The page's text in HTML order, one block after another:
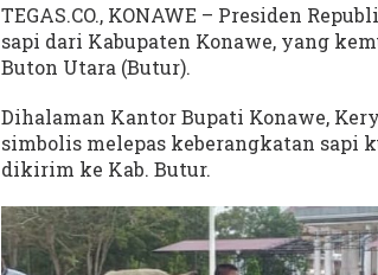
TEGAS.CO., KONAWE – Presiden
sapi dari Kabupaten Konawe, yang
Buton Utara (Butur).
Dihalaman Kantor Bupati Konawe,
simbolis melepas keberangkatan sapi
dikirim ke Kab. Butur.